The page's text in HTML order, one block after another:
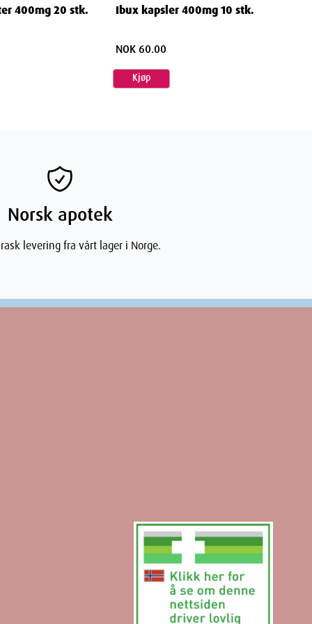
400mg 20 stk. Ibux kapsler 400mg 10 stk.
NOK 60.00
Kjøp
Norsk apotek
levering fra vårt lager i Norge.